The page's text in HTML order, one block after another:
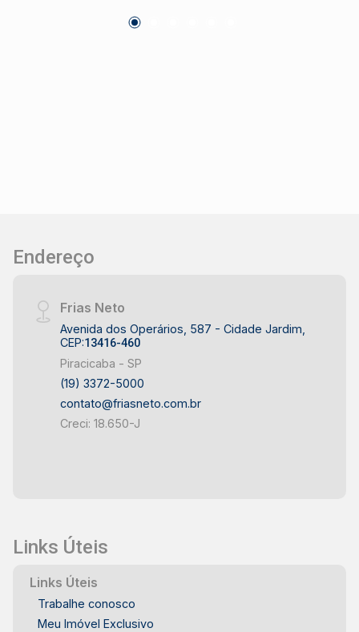
agente de desenvolvimento do mercado
Endereço
Frias Neto
Avenida dos Operários, 587 - Cidade Jardim,
CEP:13416-460
Piracicaba - SP
(19) 3372-5000
contato@friasneto.com.br
Creci: 18.650-J
Links Úteis
Links Úteis
Trabalhe conosco
Meu Imóvel Exclusivo